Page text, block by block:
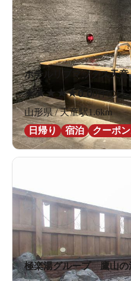
ホテルリブマックス天童
★★★ ★★0.00件の口
山形県 / 天童駅1.6km
日帰り
宿泊 クーポ
極楽湯グループ 鷹山の